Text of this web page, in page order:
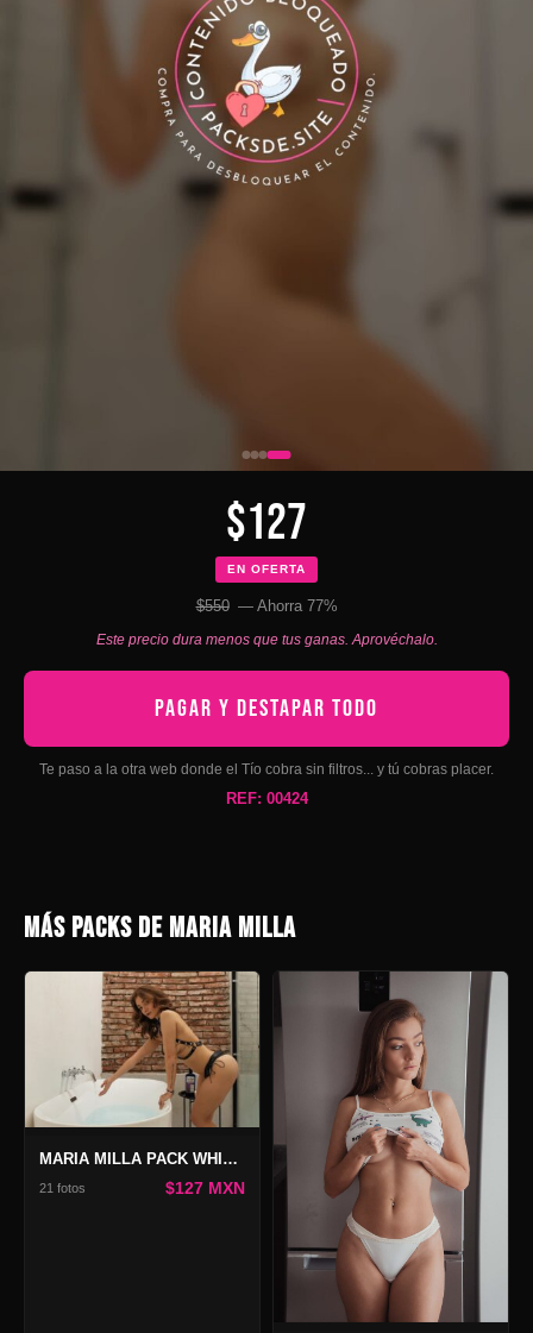
$127
EN OFERTA
$550 — Ahorra 77%
Este precio dura menos que tus ganas. Aprovéchalo.
PAGAR Y DESTAPAR TODO
Te paso a la otra web donde el Tío cobra sin filtros... y tú cobras placer.
REF: 00424
MÁS PACKS DE MARIA MILLA
MARIA MILLA PACK WHISPERS 2
21 fotos $127 MXN